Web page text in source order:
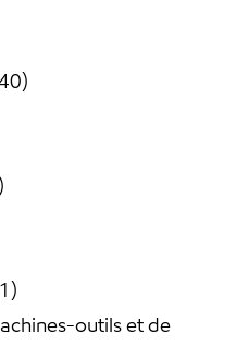
outils et de